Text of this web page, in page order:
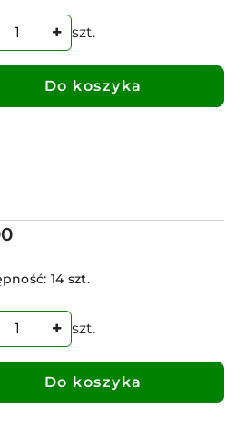
szt.
Do koszyka
14 szt.
szt.
Do koszyka